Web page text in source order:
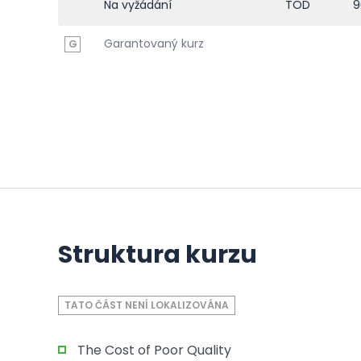
Na vyžádání TOD
G Garantovaný kurz
Struktura kurzu
TATO ČÁST NENÍ LOKALIZOVÁNA
The Cost of Poor Quality